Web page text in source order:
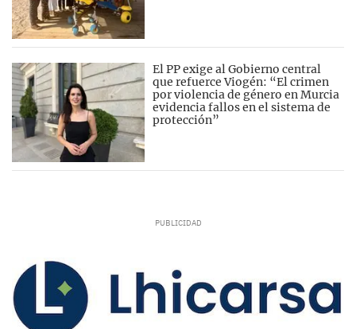
El PP exige al Gobierno central
que refuerce Viogén: “El crimen
por violencia de género en Murcia
evidencia fallos en el sistema de
protección”